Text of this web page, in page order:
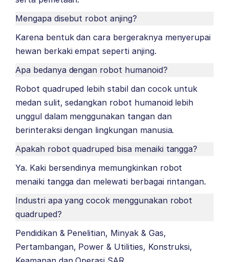
Mengapa disebut robot anjing?
Karena bentuk dan cara bergeraknya menyerupai
hewan berkaki empat seperti anjing.
Apa bedanya dengan robot humanoid?
Robot quadruped lebih stabil dan cocok untuk
medan sulit, sedangkan robot humanoid lebih
unggul dalam menggunakan tangan dan
berinteraksi dengan lingkungan manusia.
Apakah robot quadruped bisa menaiki tangga?
Ya. Kaki bersendinya memungkinkan robot
menaiki tangga dan melewati berbagai rintangan.
Industri apa yang cocok menggunakan robot
quadruped?
Pendidikan & Penelitian, Minyak & Gas,
Pertambangan, Power & Utilities, Konstruksi,